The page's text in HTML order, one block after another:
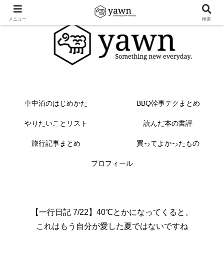
車中泊のはじめかた BBQ幹事テクまとめ
やりたいことリスト 読んだ本の書評
旅行記事まとめ 買ってよかったもの
プロフィール
【一行日記 7/22】40℃とかになってくると、
これはもう自分が愛した夏ではないですね
メニュー 検索